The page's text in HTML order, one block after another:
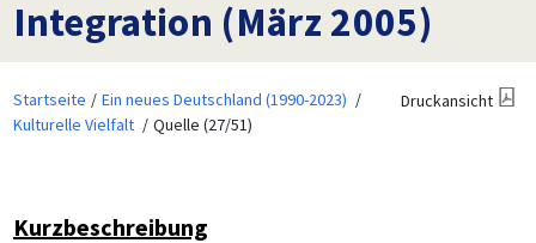
Integration (März 2005)
Startseite
Ein neues Deutschland (1990-2023)
Kulturelle Vielfalt
Quelle (27/51)
Druckansicht
Kurzbeschreibung